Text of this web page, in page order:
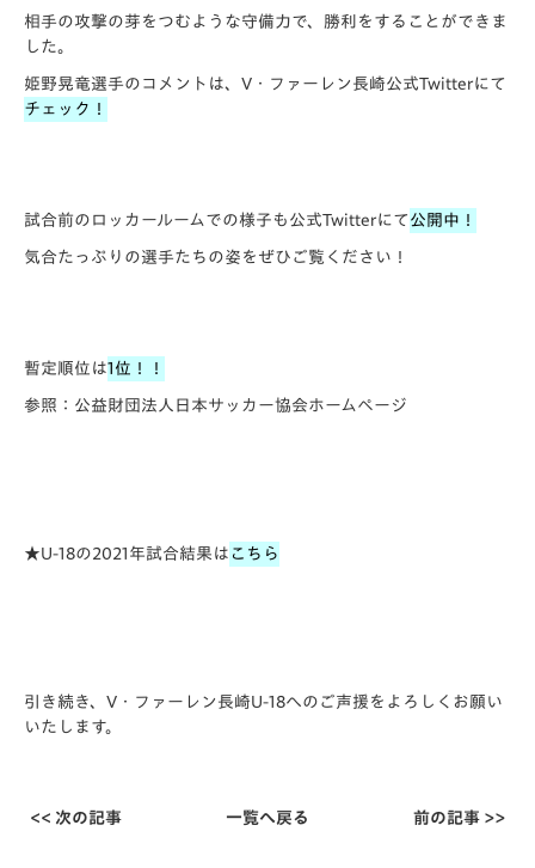
相手の攻撃の芽をつむような守備力で、勝利をすることができま
した。
姫野晃竜選手のコメントは、V・ファーレン長崎公式Twitterにて
チェック！
試合前のロッカールームでの様子も公式Twitterにて 公開中！
気合たっぷりの選手たちの姿をぜひご覧ください！
暫定順位は1位！！
参照：公益財団法人日本サッカー協会ホームページ
★U-18の2021年試合結果は こちら
引き続き、V・ファーレン長崎U-18へのご声援をよろしくお願い
いたします。
<< 次の記事 一覧へ戻る 前の記事 >>